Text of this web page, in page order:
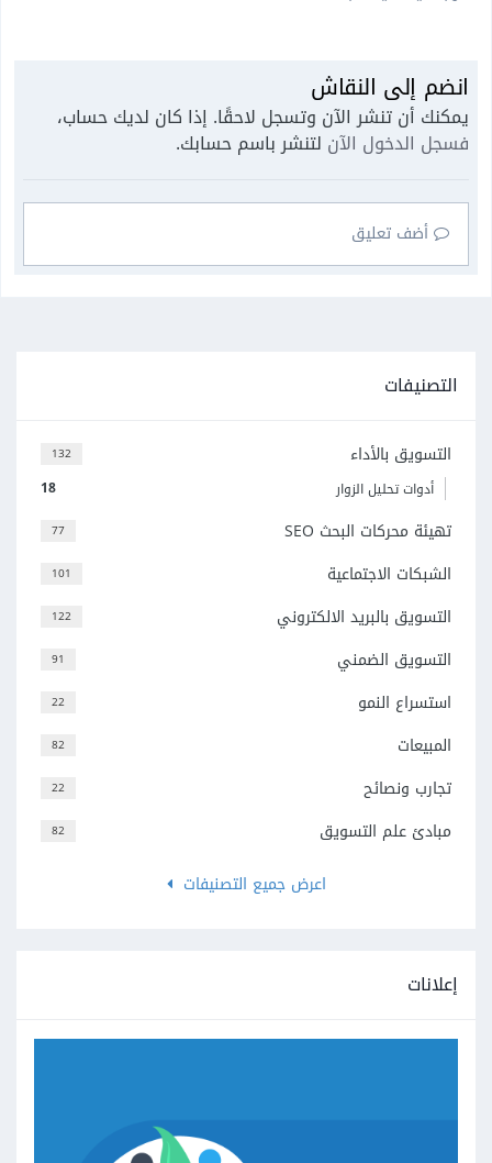
انضم إلى النقاش
يمكنك أن تنشر الآن وتسجل لاحقًا. إذا كان لديك حساب،
فسجل الدخول الآن لتنشر باسم حسابك.
أضف تعليق
التصنيفات
132 التسويق بالأداء
18 أدوات تحليل الزوار
77 تهيئة محركات البحث SEO
101 الشبكات الاجتماعية
122 التسويق بالبريد الالكتروني
91 التسويق الضمني
22 استسراع النمو
82 المبيعات
22 تجارب ونصائح
82
مبادئ علم التسويق
اعرض جميع التصنيفات
إعلانات